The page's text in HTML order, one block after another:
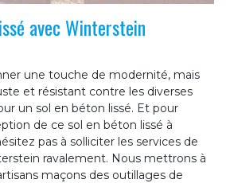
avec Winterstein
une touche de modernité, mais
et résistant contre les diverses
un sol en béton lissé. Et pour
de ce sol en béton lissé à
pas à solliciter les services de
ravalement. Nous mettrons à
maçons des outillages de